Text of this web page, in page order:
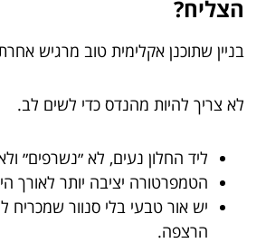
הצליח?
בניין שתוכנן אקלימית טוב מרגיש
לא צריך להיות מהנדס כדי לשים לב.
ליד החלון נעים, לא ״נשרפים״
הטמפרטורה יציבה יותר לאורך
יש אור טבעי בלי סנוור שמכריח
הרצפה.